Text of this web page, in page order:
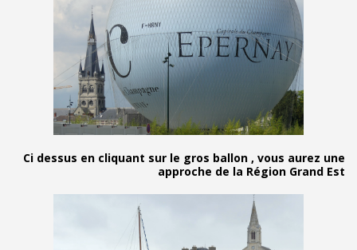
Ci dessus en cliquant sur le gros ballon ,
approche de la